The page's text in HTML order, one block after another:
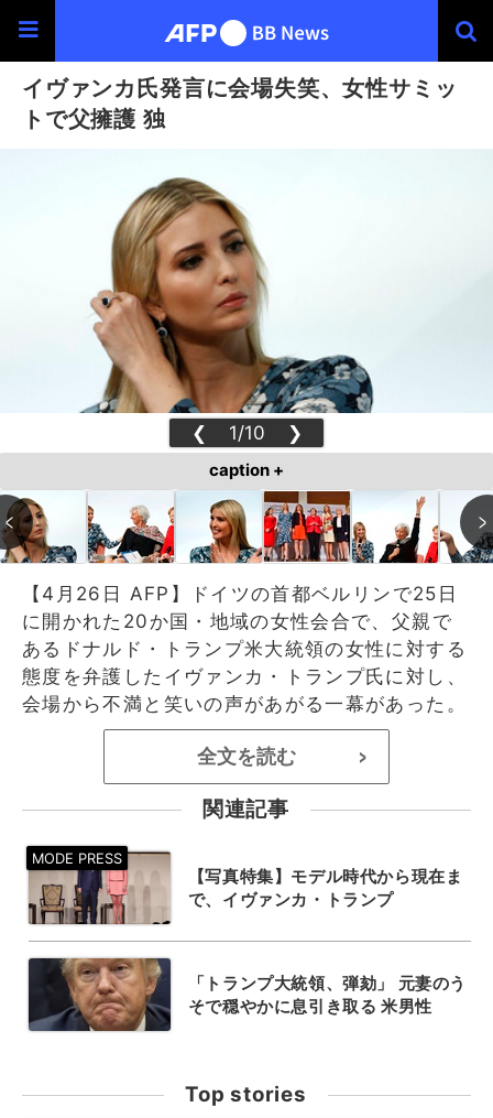
イヴァンカ氏発言に会場失笑、女性サミッ
トで父擁護 独
❮ 1/10 ❯
caption +
【4月26日 AFP】ドイツの首都ベルリンで25日
に開かれた20か国・地域の女性会合で、父親で
あるドナルド・トランプ米大統領の女性に対する
態度を弁護したイヴァンカ・トランプ氏に対し、
会場から不満と笑いの声があがる一幕があった。
全文を読む >
関連記事
【写真特集】モデル時代から現在ま
で、イヴァンカ・トランプ
「トランプ大統領、弾劾」 元妻のう
そで穏やかに息引き取る 米男性
Top stories